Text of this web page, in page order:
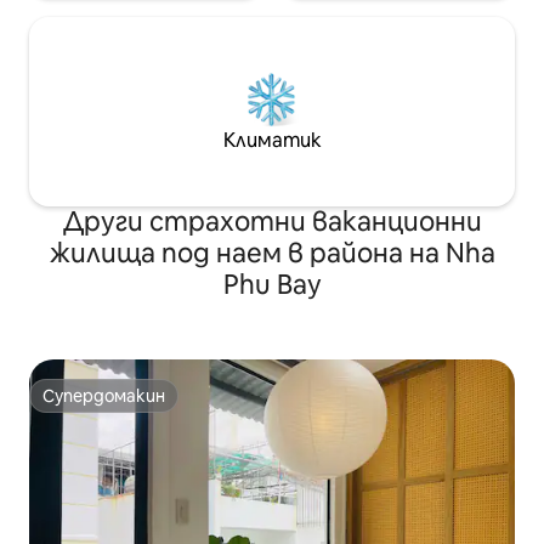
Климатик
Други страхотни ваканционни
жилища под наем в района на Nha
Phu Bay
Супердомакин
Супердомакин